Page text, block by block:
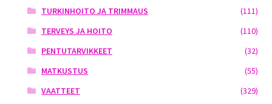
TURKINHOITO JA TRIMMAUS
(111)
TERVEYS JA HOITO
(110)
PENTUTARVIKKEET
(32)
MATKUSTUS
(55)
VAATTEET
(329)